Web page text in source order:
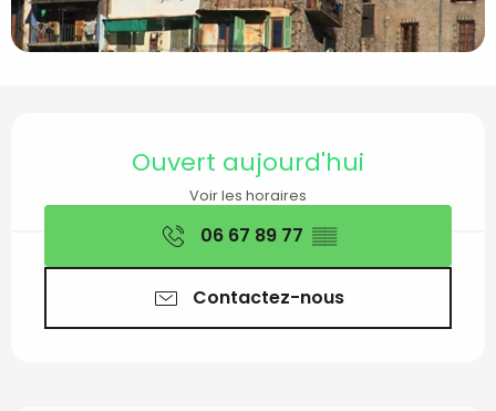
Ouverture et
Ouvert aujourd'hui
Voir les horaires
06 67 89 77 ▒▒
Contactez-nous